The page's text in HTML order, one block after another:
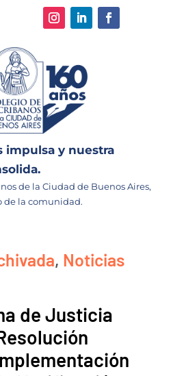
impulsa y nuestra
de la Ciudad de Buenos Aires,
de la comunidad.
, Noticias
de Justicia